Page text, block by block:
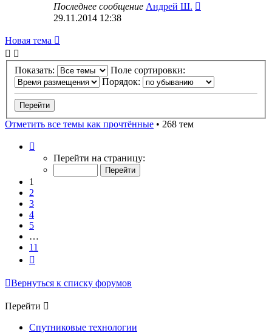
Последнее сообщение Андрей Ш.
29.11.2014 12:38
Новая тема
Показать:
Поле сортировки:
Порядок:
Отметить все темы как прочтённые • 268 тем
Перейти на страницу:
1
2
3
4
5
…
11
Вернуться к списку форумов
Перейти
Спутниковые технологии